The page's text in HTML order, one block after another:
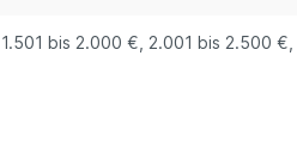
, 1.501 bis 2.000 € , 2.001 bis 2.500 €